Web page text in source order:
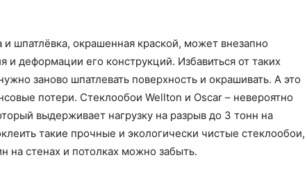
шпатлёвка, окрашенная краской, может внезапно
и деформации его конструкций. Избавиться от таких
заново шпатлевать поверхность и окрашивать. А это
потери. Стеклообои Wellton и Oscar – невероятно
выдерживает нагрузку на разрыв до 3 тонн на
такие прочные и экологически чистые стеклообои,
на стенах и потолках можно забыть.